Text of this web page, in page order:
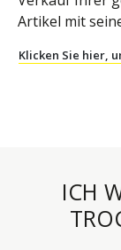
Artikel mit
Klicken Sie hier,
ICH